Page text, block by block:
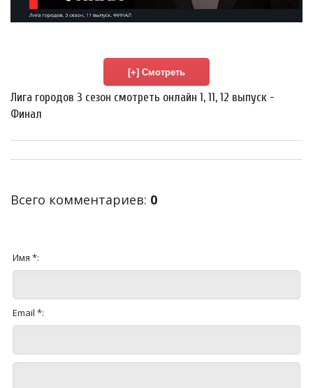
Лига городов 3 сезон смотреть онлайн 1, 11, 12 выпуск -
Финал
Всего комментариев: 0
Имя *:
Email *: